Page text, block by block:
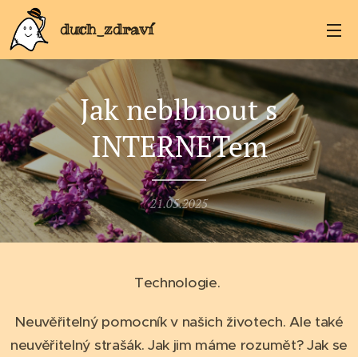
duch_zdraví
Jak neblbnout s
INTERNETem
21.05.2025
Technologie.
Neuvěřitelný pomocník v našich životech. Ale také
neuvěřitelný strašák. Jak jim máme rozumět? Jak se